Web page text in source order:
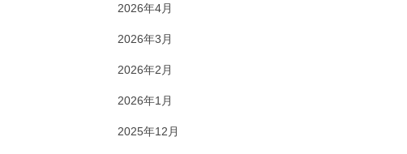
2026年4月
2026年3月
2026年2月
2026年1月
2025年12月